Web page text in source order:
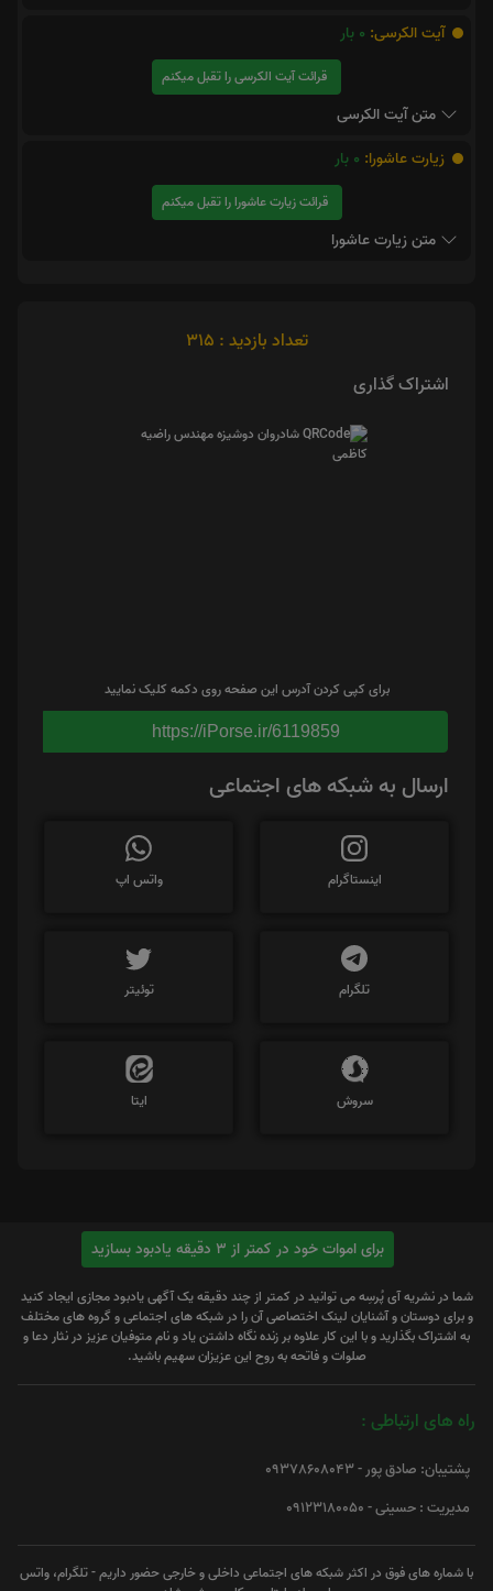
آیت الکرسی: 0 بار
قرائت آیت الکرسی را تقبل میکنم
متن آیت الکرسی
زیارت عاشورا: 0 بار
قرائت زیارت عاشورا را تقبل میکنم
متن زیارت عاشورا
تعداد بازدید : 315
اشتراک گذاری
برای کپی کردن آدرس این صفحه روی دکمه کلیک نمایید
https://iPorse.ir/6119859
ارسال به شبکه های اجتماعی
اینستاگرام واتس اپ
تلگرام توئیتر
سروش ایتا
برای اموات خود در کمتر از 3 دقیقه یادبود بسازید
شما در نشریه آی پُرسِه می توانید در کمتر از چند دقیقه یک آگهی یادبود مجازی ایجاد کنید
و برای دوستان و آشنایان لینک اختصاصی آن را در شبکه های اجتماعی و گروه های مختلف
به اشتراک بگذارید و با این کار علاوه بر زنده نگاه داشتن یاد و نام متوفیان عزیز در نثار دعا و
صلوات و فاتحه به روح این عزیزان سهیم باشید.
راه های ارتباطی :
پشتیبان: صادق پور - 09378608043
مدیریت : حسینی - 09123180050
با شماره های فوق در اکثر شبکه های اجتماعی داخلی و خارجی حضور داریم - تلگرام، واتس